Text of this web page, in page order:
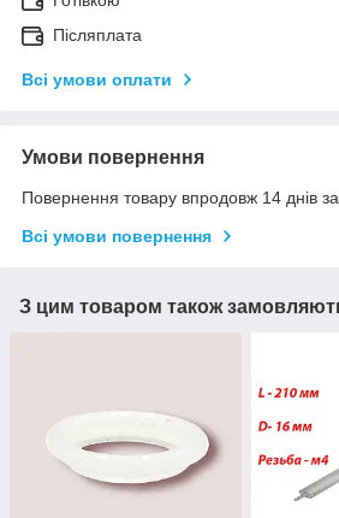
Післяплата
Всі умови оплати
Умови повернення
Повернення товару впродовж 14 днів
Всі умови повернення
З цим товаром також